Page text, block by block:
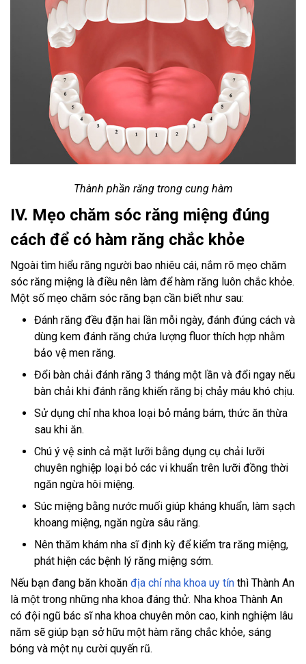
Thành phần răng trong cung hàm
IV. Mẹo chăm sóc răng miệng đúng
cách để có hàm răng chắc khỏe
Ngoài tìm hiểu răng người bao nhiêu cái, nắm rõ mẹo chăm
sóc răng miệng là điều nên làm để hàm răng luôn chắc khỏe.
Một số mẹo chăm sóc răng bạn cần biết như sau:
Đánh răng đều đặn hai lần mỗi ngày, đánh đúng cách và
dùng kem đánh răng chứa lượng fluor thích hợp nhằm
bảo vệ men răng.
Đổi bàn chải đánh răng 3 tháng một lần và đổi ngay nếu
bàn chải khi đánh răng khiến răng bị chảy máu khó chịu.
Sử dụng chỉ nha khoa loại bỏ mảng bám, thức ăn thừa
sau khi ăn.
Chú ý vệ sinh cả mặt lưỡi bằng dụng cụ chải lưỡi
chuyên nghiệp loại bỏ các vi khuẩn trên lưỡi đồng thời
ngăn ngừa hôi miệng.
Súc miệng bằng nước muối giúp kháng khuẩn, làm sạch
khoang miệng, ngăn ngừa sâu răng.
Nên thăm khám nha sĩ định kỳ để kiểm tra răng miệng,
phát hiện các bệnh lý răng miệng sớm.
Nếu bạn đang băn khoăn địa chỉ nha khoa uy tín thì Thành An
là một trong những nha khoa đáng thử. Nha khoa Thành An
có đội ngũ bác sĩ nha khoa chuyên môn cao, kinh nghiệm lâu
năm sẽ giúp bạn sở hữu một hàm răng chắc khỏe, sáng
bóng và một nụ cười quyến rũ.